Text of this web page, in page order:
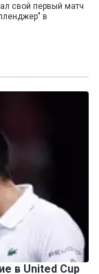
свой первый матч
в
в United Cup